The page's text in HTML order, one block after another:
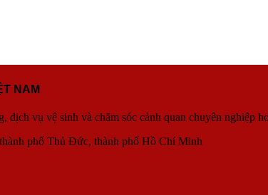
NAM
dịch vụ vệ sinh và chăm sóc cảnh quan chuyên nghiệp
phố Thủ Đức, thành phố Hồ Chí Minh